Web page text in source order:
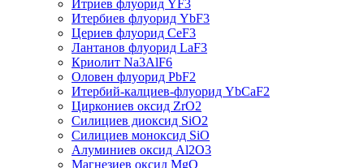
Итриев флуорид YF3
Итербиев флуорид YbF3
Цериев флуорид CeF3
Лантанов флуорид LaF3
Криолит Na3AlF6
Оловен флуорид PbF2
Итербий-калциев-флуорид YbCaF2
Циркониев оксид ZrO2
Силициев диоксид SiO2
Силициев моноксид SiO
Алуминиев оксид Al2O3
Магнезиев оксид MgO